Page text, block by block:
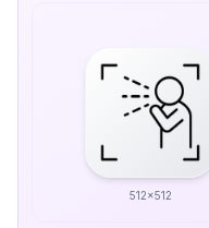
512x512